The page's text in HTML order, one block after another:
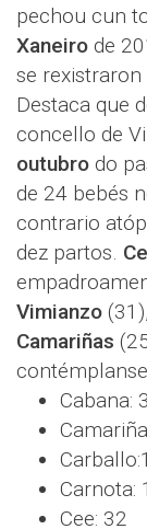
pechou cun
Xaneiro de
se
Destaca que
concello de
outubro do
de 24 bebés
contrario
dez partos.
Vimianzo (31),
Camariñas
Cabana: 3
Carballo:1
Carnota:
Cee: 32